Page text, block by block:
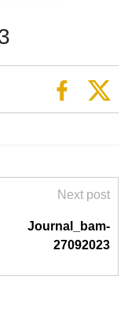
Next post
Journal_bam-
27092023